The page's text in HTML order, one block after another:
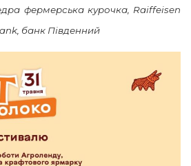
фермерська курочка, Raiffeisen
банк Південний